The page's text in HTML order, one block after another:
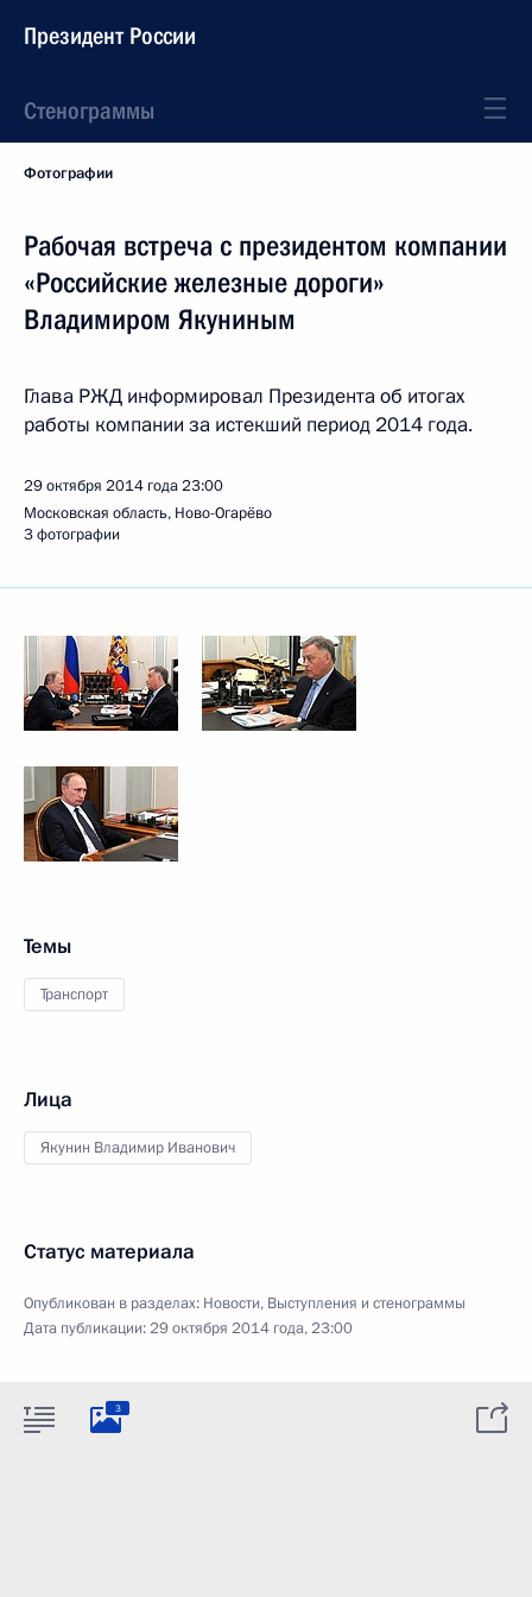
Президент России
Стенограммы
Фотографии
Рабочая встреча с президентом компании
«Российские железные дороги»
Владимиром Якуниным
Глава РЖД информировал Президента об итогах
работы компании за истекший период 2014 года.
29 октября 2014 года23:00
Московская область, Ново-Огарёво
3 фотографии
Темы
Транспорт
Лица
Якунин Владимир Иванович
Статус материала
Опубликован в разделах: Новости, Выступления и стенограммы
Дата публикации:29 октября 2014 года, 23:00
3